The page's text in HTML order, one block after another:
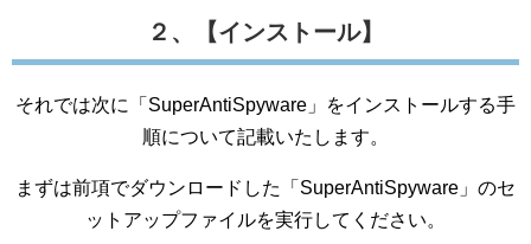
２、【インストール】
それでは次に「SuperAntiSpyware」をインストールする手
順について記載いたします。
まずは前項でダウンロードした「SuperAntiSpyware」のセ
ットアップファイルを実行してください。